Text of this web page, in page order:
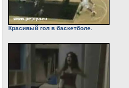
Красивый гол в баскетболе.